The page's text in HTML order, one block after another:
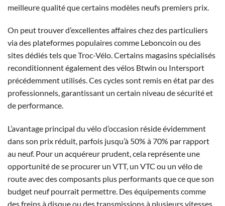
meilleure qualité que certains modèles neufs premiers prix.
On peut trouver d’excellentes affaires chez des particuliers
via des plateformes populaires comme Leboncoin ou des
sites dédiés tels que Troc-Vélo. Certains magasins spécialisés
reconditionnent également des vélos Btwin ou Intersport
précédemment utilisés. Ces cycles sont remis en état par des
professionnels, garantissant un certain niveau de sécurité et
de performance.
L’avantage principal du vélo d’occasion réside évidemment
dans son prix réduit, parfois jusqu’à 50% à 70% par rapport
au neuf. Pour un acquéreur prudent, cela représente une
opportunité de se procurer un VTT, un VTC ou un vélo de
route avec des composants plus performants que ce que son
budget neuf pourrait permettre. Des équipements comme
des freins à disque ou des transmissions à plusieurs vitesses,